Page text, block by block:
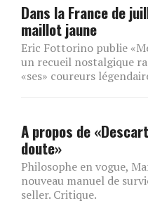
Dans la France de
maillot jaune
Eric Fottorino publie
un recueil nostalgique
«ses» coureurs
A propos de
doute»
Philosophe en vogue,
nouveau manuel de
seller. Critique.